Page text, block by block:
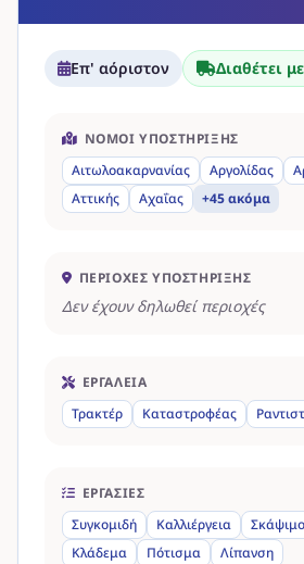
Επ' αόριστον Διαθέτει
ΝΟΜΟΊ ΥΠΟΣΤΉΡΙΞΗΣ
Αιτωλοακαρνανίας
Αργολίδας
Αττικής
Αχαΐας +45 ακόμα
ΠΕΡΙΟΧΈΣ ΥΠΟΣΤΉΡΙΞΗΣ
Δεν έχουν δηλωθεί περιοχές
ΕΡΓΑΛΕΊΑ
Τρακτέρ
Καταστροφέας
ΕΡΓΑΣΊΕΣ
Συγκομιδή
Καλλιέργεια Σκάψιμο
Κλάδεμα
Πότισμα
Λίπανση